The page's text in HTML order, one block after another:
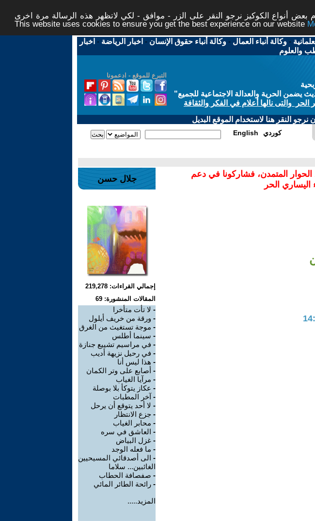
أنواع الكوكيز نرجو النقر على الزر - موافق - لكي لاتظهر هذه الرسالة مرة اخرى -
This website uses cookies to ensure you get the best experience on our website
-وكالة أنباء العمال -وكالة أنباء حقوق الإنسان - اخبار الرياضة - اخبار
والعلوم
التبرع للموقع - ادعمونا
الحرية والعدالة الاجتماعية للجميع"
والتى نالها أعلام في الفكر والثقافة
النقر هنا لاستخدام الموقع البديل
English كوردي
الحوار المتمدن، فشاركونا في دعم
اليساري الحر
جلال حسن
إجمالي القراءات: 219,278
المقالات المنشورة: 69
- لا تأت متأخرا
- ورقة من خريف أيلول
- موجة تستغيث من الغرق
- سينما أطلس
- في مراسيم تشييع جنازة
- في رحيل نزيهة أديب
- هذا ليس أنا
- أصابع على وتر الكمان
- مرآيا الغياب
- عكاز يتوكأ بلا بوصلة
- آخر المطبات
- لا أحد يتوقع أن يرحل
- جزع الانتظار
- محابر الغياب
- العاشق في سره
- غزل البياض
- ما فعله الوجد
- الى أصدقائي المسيحيين
الغائبين... سلاما
- صفصافة الحطاب
- رائحة الطائر المائي
المزيد.....